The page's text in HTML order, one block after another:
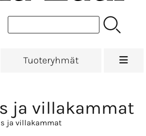
Tuoteryhmät
ja villakammat
ja villakammat